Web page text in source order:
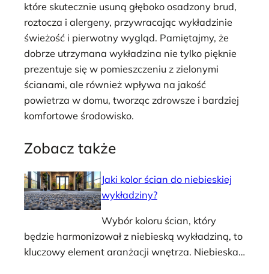
które skutecznie usuną głęboko osadzony brud,
roztocza i alergeny, przywracając wykładzinie
świeżość i pierwotny wygląd. Pamiętajmy, że
dobrze utrzymana wykładzina nie tylko pięknie
prezentuje się w pomieszczeniu z zielonymi
ścianami, ale również wpływa na jakość
powietrza w domu, tworząc zdrowsze i bardziej
komfortowe środowisko.
Zobacz także
Jaki kolor ścian do niebieskiej
wykładziny?
Wybór koloru ścian, który
będzie harmonizował z niebieską wykładziną, to
kluczowy element aranżacji wnętrza. Niebieska…